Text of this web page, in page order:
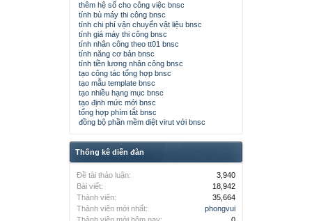
thêm hệ số cho công việc bnsc
tính bù máy thi công bnsc
tính chi phí vận chuyển vật liệu bnsc
tính giá máy thi công bnsc
tính nhân công theo tt01 bnsc
tính năng cơ bản bnsc
tính tiền lương nhân công bnsc
tạo công tác tổng hợp bnsc
tạo mẫu template bnsc
tạo nhiều hạng mục bnsc
tạo định mức mới bnsc
tổng hợp phím tắt bnsc
đồng bộ phần mềm diệt virut với bnsc
Thống kê diễn đàn
Đề tài thảo luận:
3,940
Bài viết:
18,942
Thành viên:
35,664
Thành viên mới nhất:
phongvui